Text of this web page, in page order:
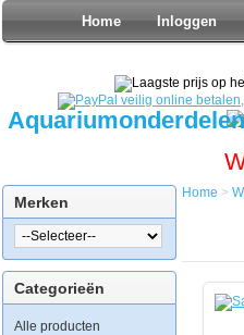
Home Inloggen
Merken
Categorieën
Alle producten
Soft
Home >